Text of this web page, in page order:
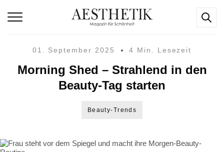
01. September 2025 4 Min. Lesezeit
Morning Shed – Strahlend in den
Beauty-Tag starten
Beauty-Trends